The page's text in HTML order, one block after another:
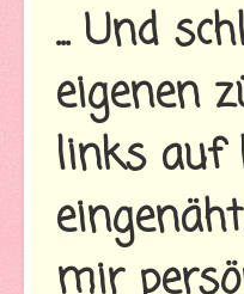
... Und
eigenen
links auf